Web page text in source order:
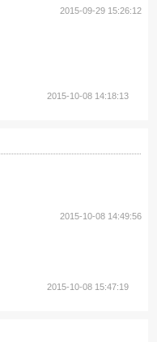
2015-09-29 15:26:12
2015-10-08 14:18:13
2015-10-08 14:49:56
2015-10-08 15:47:19